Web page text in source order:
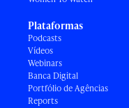
Plataformas
Podcasts
Vídeos
Webinars
Banca Digital
Portfólio de Agências
Reports